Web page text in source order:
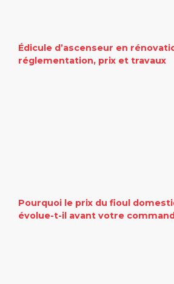
Édicule d’ascenseur en
réglementation, prix et travaux
Pourquoi le prix du fioul
évolue-t-il avant votre